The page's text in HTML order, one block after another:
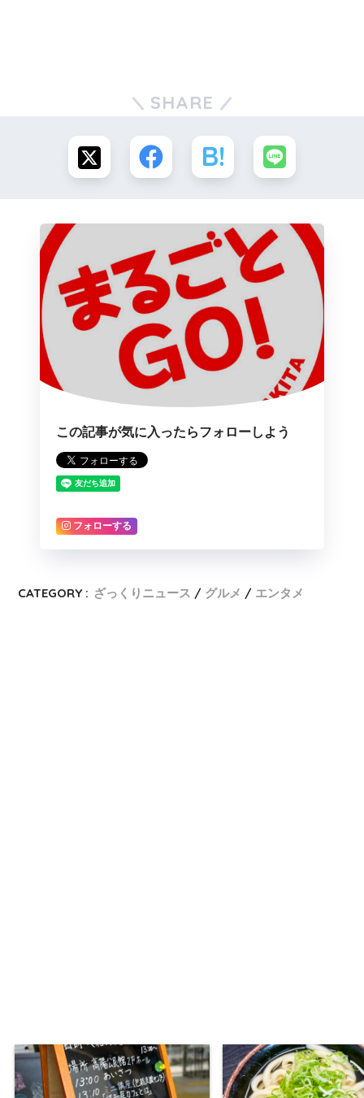
SHARE
この記事が気に入ったらフォローしよう
フォローする
CATEGORY : ざっくりニュース グルメ エンタメ